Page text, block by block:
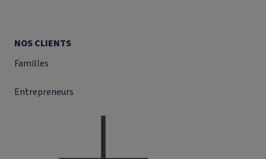
NOS CLIENTS
Familles
Entrepreneurs